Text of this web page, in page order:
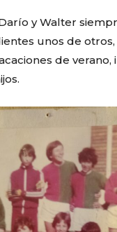
y Walter
unos de otros,
de verano,